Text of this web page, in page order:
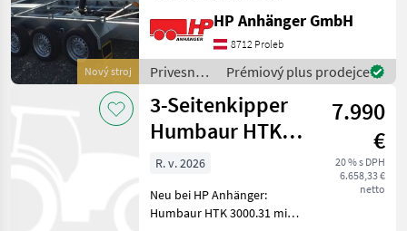
Nový stroj
2250 kg Bereifung
195/50R13C Boden: Stahl-
feuerverzinkt mit 8
versenkten Anbinderingen
hydr. mit
HP Anhänger GmbH
8712 Proleb
Privesné
vozíky /
Humbaur
Prémiový plus prodejce
3-Seitenkipper
Humbaur HTK
3000.31 mit
verzinkte
7.990
€
20 % s DPH
6.658,33 €
netto
R. v. 2026
Neu bei HP Anhänger:
Humbaur HTK 3000.31 mit